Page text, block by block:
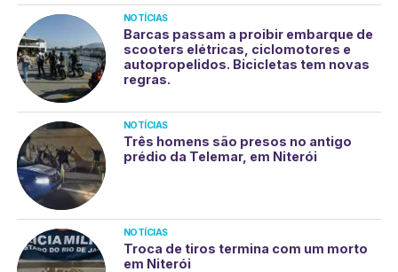
NOTÍCIAS
Barcas passam a proibir embarque de
scooters elétricas, ciclomotores e
autopropelidos. Bicicletas tem novas
regras.
NOTÍCIAS
Três homens são presos no antigo
prédio da Telemar, em Niterói
NOTÍCIAS
Troca de tiros termina com um morto
em Niterói